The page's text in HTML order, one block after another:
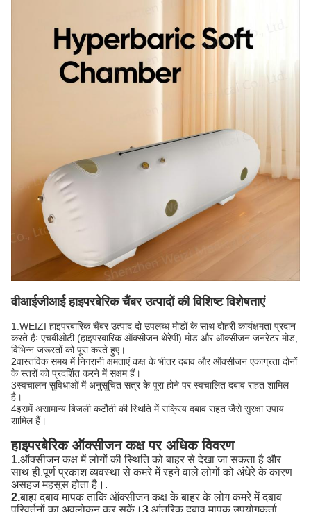
वीआईजीआई हाइपरबेरिक चैंबर उत्पादों की विशिष्ट विशेषताएं
1.WEIZI हाइपरबारिक चैंबर उत्पाद दो उपलब्ध मोडों के साथ दोहरी कार्यक्षमता प्रदान
करते हैंः एचबीओटी (हाइपरबारिक ऑक्सीजन थेरेपी) मोड और ऑक्सीजन जनरेटर मोड,
विभिन्न जरूरतों को पूरा करते हुए।
2वास्तविक समय में निगरानी क्षमताएं कक्ष के भीतर दबाव और ऑक्सीजन एकाग्रता दोनों
के स्तरों को प्रदर्शित करने में सक्षम हैं।
3स्वचालन सुविधाओं में अनुसूचित सत्र के पूरा होने पर स्वचालित दबाव राहत शामिल
है।
4इसमें असामान्य बिजली कटौती की स्थिति में सक्रिय दबाव राहत जैसे सुरक्षा उपाय
शामिल हैं।
हाइपरबेरिक ऑक्सीजन कक्ष पर अधिक विवरण
1.ऑक्सीजन कक्ष में लोगों की स्थिति को बाहर से देखा जा सकता है और
साथ ही,पूर्ण प्रकाश व्यवस्था से कमरे में रहने वाले लोगों को अंधेरे के कारण
असहज महसूस होता है।.
2.बाह्य दबाव मापक ताकि ऑक्सीजन कक्ष के बाहर के लोग कमरे में दबाव
परिवर्तनों का अवलोकन कर सकें। 3. आंतरिक दबाव मापक उपयोगकर्ता